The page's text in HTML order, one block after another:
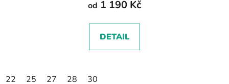
od 1 190 Kč
DETAIL
22 25 27 28 30